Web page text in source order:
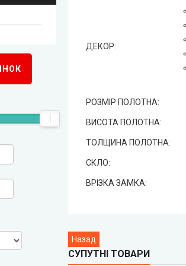
ДЕКОР:
РОЗМІР ПОЛОТНА:
ВИСОТА ПОЛОТНА:
ТОЛЩИНА ПОЛОТНА:
СКЛО:
ВРІЗКА ЗАМКА:
СУПУТНІ ТОВАРИ